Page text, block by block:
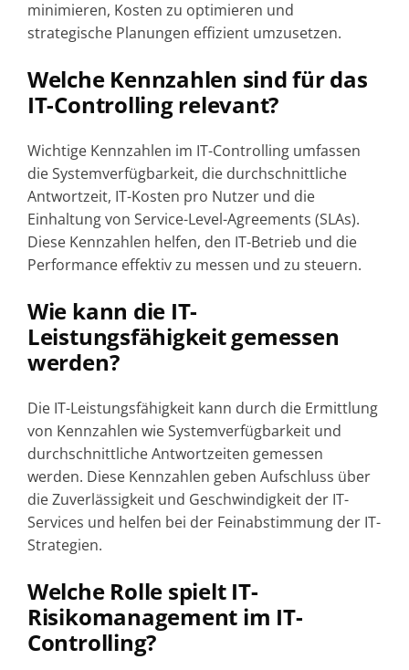
minimieren, Kosten zu optimieren und
strategische Planungen effizient umzusetzen.
Welche Kennzahlen sind für das
IT-Controlling relevant?
Wichtige Kennzahlen im IT-Controlling umfassen
die Systemverfügbarkeit, die durchschnittliche
Antwortzeit, IT-Kosten pro Nutzer und die
Einhaltung von Service-Level-Agreements (SLAs).
Diese Kennzahlen helfen, den IT-Betrieb und die
Performance effektiv zu messen und zu steuern.
Wie kann die IT-
Leistungsfähigkeit gemessen
werden?
Die IT-Leistungsfähigkeit kann durch die Ermittlung
von Kennzahlen wie Systemverfügbarkeit und
durchschnittliche Antwortzeiten gemessen
werden. Diese Kennzahlen geben Aufschluss über
die Zuverlässigkeit und Geschwindigkeit der IT-
Services und helfen bei der Feinabstimmung der IT-
Strategien.
Welche Rolle spielt IT-
Risikomanagement im IT-
Controlling?